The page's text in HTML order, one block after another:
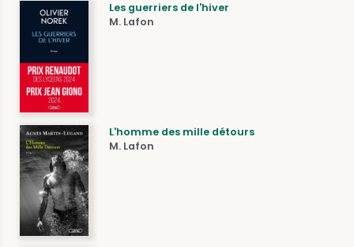
Les guerriers de l'hiver
M. Lafon
L'homme des mille détours
M. Lafon